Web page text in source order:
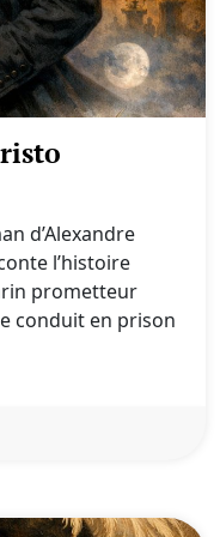
d’Alexandre
l’histoire
prometteur
conduit en prison